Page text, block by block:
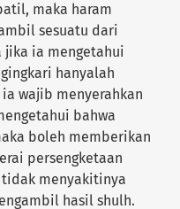
maka haram
sesuatu dari
jika ia mengetahui
hanyalah
wajib menyerahkan
bahwa
boleh memberikan
persengketaan
tidak menyakitinya
hasil shulh.